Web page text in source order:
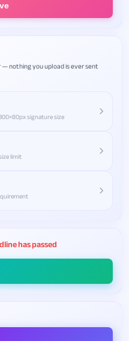
nothing you upload is ever sent
signature size
limit
has passed